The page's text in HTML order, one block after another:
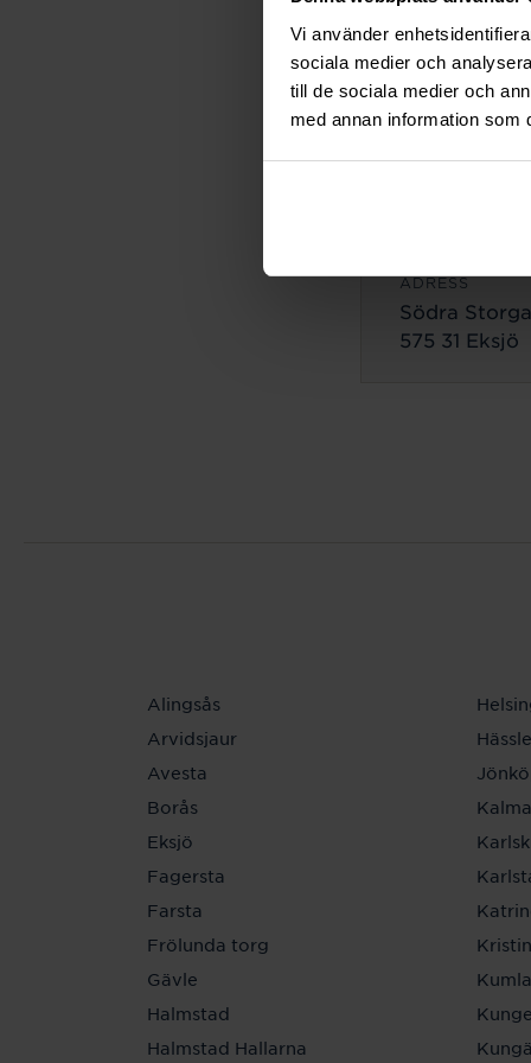
Vi använder
sociala medier och
till de sociala medier och
med annan information som
Lilla
503 35 Borås
ADRESS
Södra
575 31 Eksjö
Alingsås
Arvidsjaur
Avesta
Borås
Eksjö
Fagersta
Farsta
Frölunda torg
Gävle
Halmstad
Halmstad Hallarna
Kumla